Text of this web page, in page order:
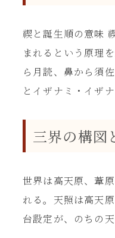
禊と誕生順の意味
まれるという原理
ら月読、鼻から須
とイザナミ・イザ
三界の構図
世界は高天原、葦
れる。天照は高天
台設定が、のちの